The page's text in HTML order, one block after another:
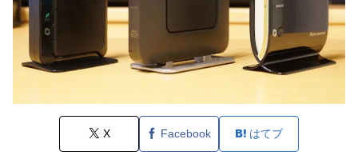
X Facebook はてブ